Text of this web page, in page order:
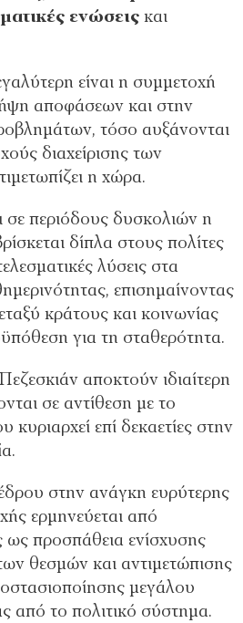
ενώσεις και
είναι η συμμετοχή
αποφάσεων και στην
τόσο αυξάνονται
διαχείρισης των
η χώρα.
σε περιόδους δυσκολιών η
δίπλα στους πολίτες
λύσεις στα
επισημαίνοντας
κράτους και κοινωνίας
για τη σταθερότητα.
αποκτούν ιδιαίτερη
σε αντίθεση με το
κυριαρχεί επί δεκαετίες στην
στην ανάγκη ευρύτερης
ερμηνεύεται από
ως προσπάθεια ενίσχυσης
θεσμών και αντιμετώπισης
μεγάλου
από το πολιτικό σύστημα.